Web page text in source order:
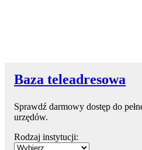
Baza teleadresowa
Sprawdź darmowy dostęp do
urzędów.
Rodzaj instytucji: